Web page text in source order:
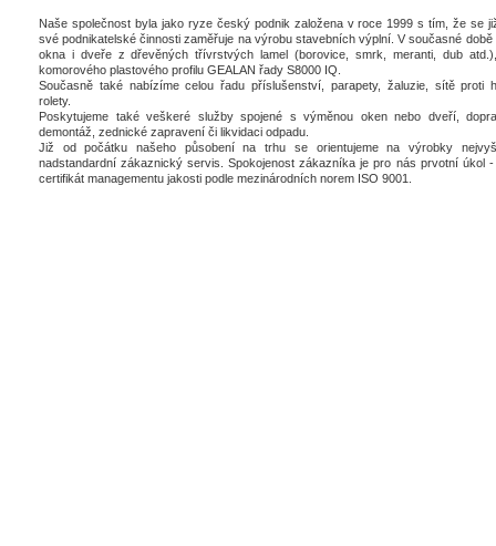
Naše společnost byla jako ryze český podnik založena v roce 1999 s tím, že se
své podnikatelské činnosti zaměřuje na výrobu stavebních výplní. V současné
okna i dveře z dřevěných třívrstvých lamel (borovice, smrk, meranti, dub
komorového plastového profilu GEALAN řady S8000 IQ.
Současně také nabízíme celou řadu příslušenství, parapety, žaluzie, sítě proti
rolety.
Poskytujeme také veškeré služby spojené s výměnou oken nebo dveří,
demontáž, zednické zapravení či likvidaci odpadu.
Již od počátku našeho působení na trhu se orientujeme na výrobky
nadstandardní zákaznický servis. Spokojenost zákazníka je pro nás prvotní úkol
certifikát managementu jakosti podle mezinárodních norem ISO 9001.